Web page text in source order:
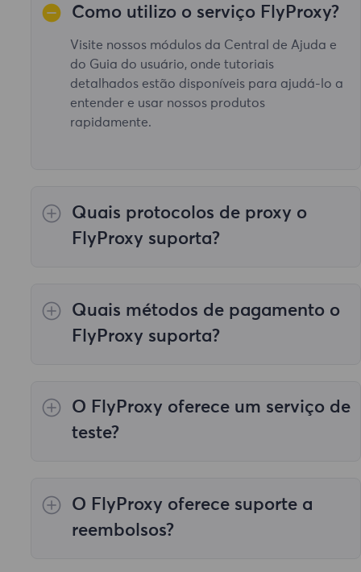
Como utilizo o serviço FlyProxy?
Visite nossos módulos da Central de Ajuda e
do Guia do usuário, onde tutoriais
detalhados estão disponíveis para ajudá-lo a
entender e usar nossos produtos
rapidamente.
Quais protocolos de proxy o
FlyProxy suporta?
HTTP e SOCKS5.
Quais métodos de pagamento o
FlyProxy suporta?
Virtual", "Outros Pagamentos" e "Alipay
Paypal".
O FlyProxy oferece um serviço de
teste?
O FlyProxy oferece suporte a
reembolsos?